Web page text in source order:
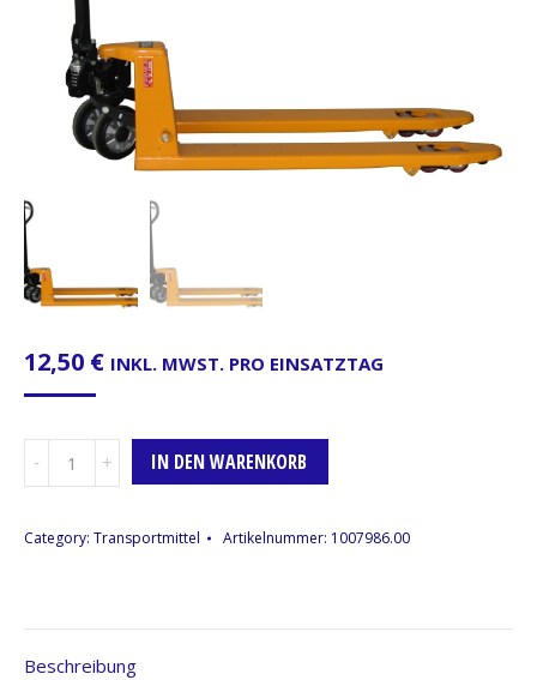
12,50 € INKL. MWST. PRO EINSATZTAG
IN DEN WARENKORB
Category: Transportmittel Artikelnummer: 1007986.00
Beschreibung